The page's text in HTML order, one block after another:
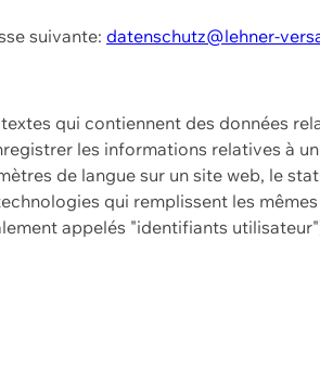
suivante: datenschutz@lehner-
qui contiennent des données
les informations relatives à
de langue sur un site web, le
qui remplissent les
appelés "identifiants